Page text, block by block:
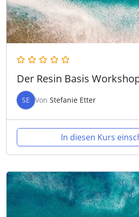
Der Resin Basis
SE Von Stefanie Etter
In diesen Kurs